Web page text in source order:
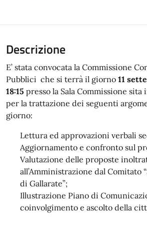
Descrizione
E’ stata convocata la Commissione
Pubblici che si terrà il giorno 11
18:15 presso la Sala Commissione sita
per la trattazione dei seguenti
giorno:
Lettura ed approvazioni verbali
Aggiornamento e confronto sul
Valutazione delle proposte
all’Amministrazione dal Comitato
di Gallarate”;
Illustrazione Piano di
coinvolgimento e ascolto della